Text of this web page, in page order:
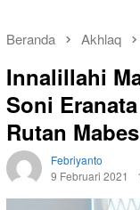
Beranda Akhlaq
Innalillahi
Soni
Rutan
Febriyanto
9 Februari 2021